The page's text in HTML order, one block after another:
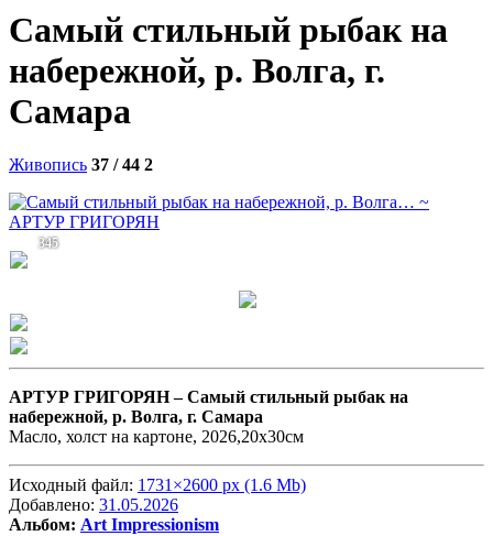
Самый стильный рыбак на
набережной, р. Волга, г.
Самара
Живопись 37 / 44 2
345
АРТУР ГРИГОРЯН –Самый стильный рыбак на
набережной, р. Волга, г. Самара
Масло, холст на картоне, 2026,20х30см
Исходный файл: 1731×2600 px (1.6 Mb)
Добавлено: 31.05.2026
Альбом: Art Impressionism